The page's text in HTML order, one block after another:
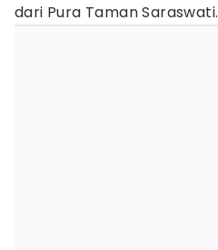
dari Pura Taman Saraswati.